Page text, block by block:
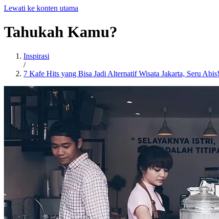
Lewati ke konten utama
Tahukah Kamu?
Inspirasi
/
7 Kafe Hits yang Bisa Jadi Alternatif Wisata Jakarta, Seru Abis!